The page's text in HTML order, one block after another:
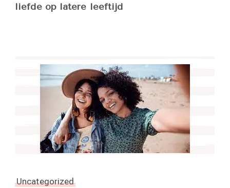
liefde op latere leeftijd
Uncategorized